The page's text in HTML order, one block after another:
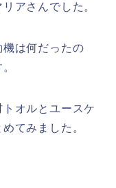
アさんでした。
機は何だったの
オルとユースケ
てみました。